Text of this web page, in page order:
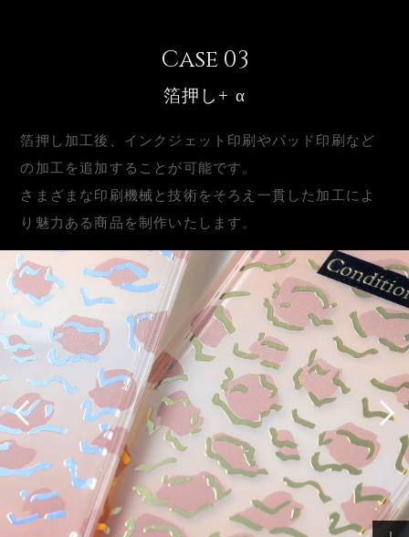
Case
箔押し+ α
箔押し加工後、インクジェット印刷やパッド印刷など
の加工を追加することが可能です。
さまざまな印刷機械と技術をそろえ一貫した加工によ
り魅力ある商品を制作いたします。